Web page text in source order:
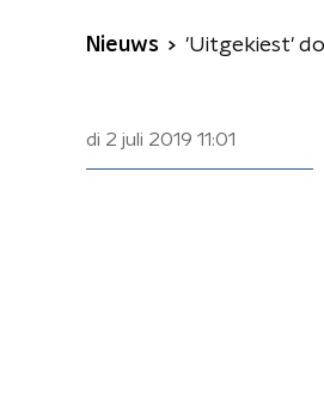
Nieuws 'Uitgekiest'
di 2 juli 2019 11:01